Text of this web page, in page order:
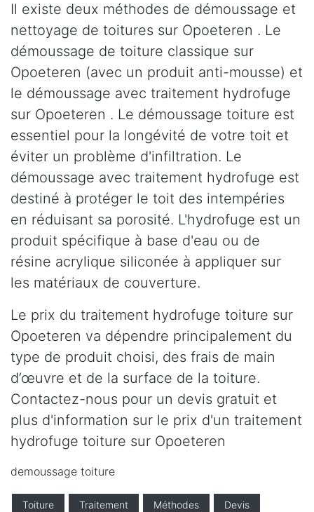
Il existe deux méthodes de démoussage et
nettoyage de toitures sur Opoeteren . Le
démoussage de toiture classique sur
Opoeteren (avec un produit anti-mousse) et
le démoussage avec traitement hydrofuge
sur Opoeteren . Le démoussage toiture est
essentiel pour la longévité de votre toit et
éviter un problème d'infiltration. Le
démoussage avec traitement hydrofuge est
destiné à protéger le toit des intempéries
en réduisant sa porosité. L'hydrofuge est un
produit spécifique à base d'eau ou de
résine acrylique siliconée à appliquer sur
les matériaux de couverture.
Le prix du traitement hydrofuge toiture sur
Opoeteren va dépendre principalement du
type de produit choisi, des frais de main
d’œuvre et de la surface de la toiture.
Contactez-nous pour un devis gratuit et
plus d'information sur le prix d'un traitement
hydrofuge toiture sur Opoeteren
demoussage toiture
Toiture Traitement Méthodes Devis